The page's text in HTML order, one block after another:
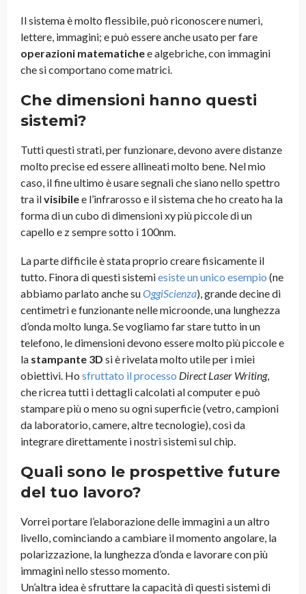
Il sistema è molto flessibile, può riconoscere numeri,
lettere, immagini; e può essere anche usato per fare
operazioni matematichee algebriche, con immagini
che si comportano come matrici.
Che dimensioni hanno questi
sistemi?
Tutti questi strati, per funzionare, devono avere distanze
molto precise ed essere allineati molto bene. Nel mio
caso, il fine ultimo è usare segnali che siano nello spettro
tra ilvisibilee l’infrarosso e il sistema che ho creato ha la
forma di un cubo di dimensioni xy più piccole di un
capello e z sempre sotto i 100nm.
La parte difficile è stata proprio creare fisicamente il
tutto. Finora di questi sistemiesiste un unico esempio (ne
abbiamo parlato anche suOggiScienza), grande decine di
centimetri e funzionante nelle microonde, una lunghezza
d’onda molto lunga. Se vogliamo far stare tutto in un
telefono, le dimensioni devono essere molto più piccole e
la stampante 3D si è rivelata molto utile per i miei
obiettivi. Ho sfruttato il processo Direct Laser Writing,
che ricrea tutti i dettagli calcolati al computer e può
stampare più o meno su ogni superficie (vetro, campioni
da laboratorio, camere, altre tecnologie), così da
integrare direttamente i nostri sistemi sul chip.
Quali sono le prospettive future
del tuo lavoro?
Vorrei portare l’elaborazione delle immagini a un altro
livello, cominciando a cambiare il momento angolare, la
polarizzazione, la lunghezza d’onda e lavorare con più
immagini nello stesso momento.
Un’altra idea è sfruttare la capacità di questi sistemi di